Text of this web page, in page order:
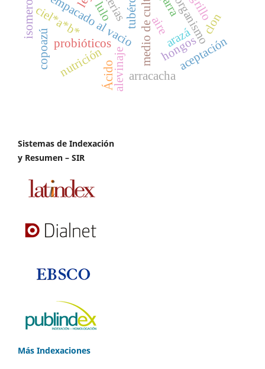
aire
hongos
medio de cultivo
empacado al vacio
alevinaje
probióticos
arracacha
aceptación
grillo
nutrición
arazá
copoazú
ciel*a*b* lulo
Ácido
isomero clon
Sistemas de Indexación
y Resumen – SIR
Más Indexaciones